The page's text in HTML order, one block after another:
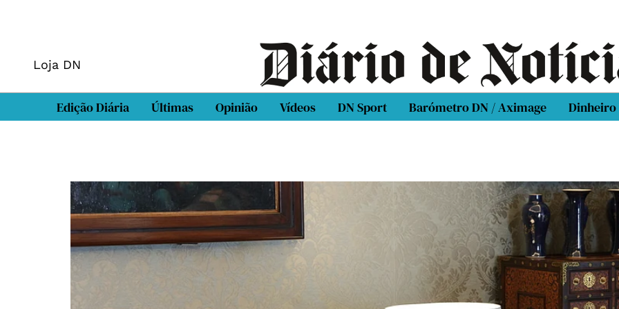
Loja DN
Edição Diária Últimas Opinião Vídeos DN Sport Barómetro DN / Aximage Dinheiro